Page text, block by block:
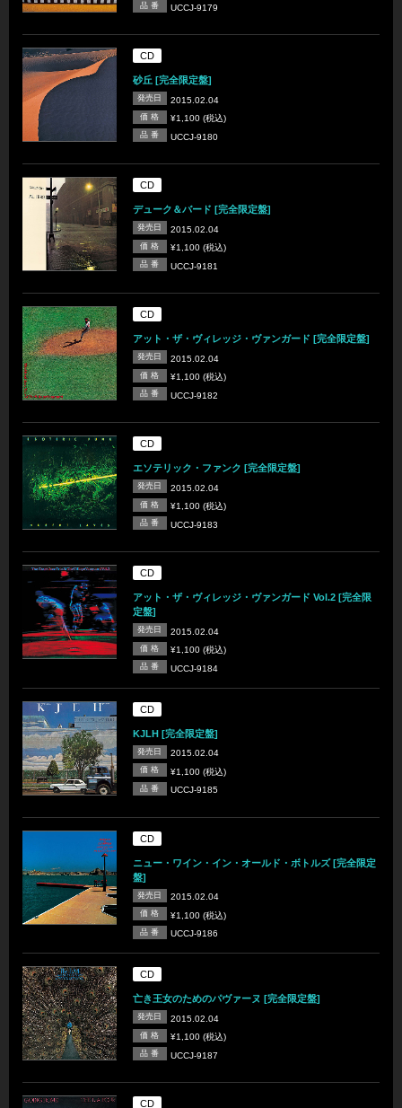
品 番 UCCJ-9179
CD
砂丘 [完全限定盤]
発売日 2015.02.04
価 格 ¥1,100 (税込)
品 番 UCCJ-9180
CD
デューク＆バード [完全限定盤]
発売日 2015.02.04
価 格 ¥1,100 (税込)
品 番 UCCJ-9181
CD
アット・ザ・ヴィレッジ・ヴァンガード [完全限定盤]
発売日 2015.02.04
価 格 ¥1,100 (税込)
品 番 UCCJ-9182
CD
エソテリック・ファンク [完全限定盤]
発売日 2015.02.04
価 格 ¥1,100 (税込)
品 番 UCCJ-9183
CD
アット・ザ・ヴィレッジ・ヴァンガード Vol.2 [完全限
定盤]
発売日 2015.02.04
価 格 ¥1,100 (税込)
品 番 UCCJ-9184
CD
KJLH [完全限定盤]
発売日 2015.02.04
価 格 ¥1,100 (税込)
品 番 UCCJ-9185
CD
ニュー・ワイン・イン・オールド・ボトルズ [完全限定
盤]
発売日 2015.02.04
価 格 ¥1,100 (税込)
品 番 UCCJ-9186
CD
亡き王女のためのパヴァーヌ [完全限定盤]
発売日 2015.02.04
価 格 ¥1,100 (税込)
品 番 UCCJ-9187
CD